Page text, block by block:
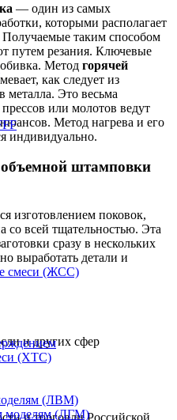
смеси (ЖСС)
(ХТС)
(ЛВМ)
моделям (ЛГМ)
— один из самых
которыми располагает
таким способом
путем резания. Ключевые
Метод горячей
как следует из
металла. Это весьма
или молотов ведут
Метод нагрева и его
индивидуально.
штамповки
изготовлением поковок,
со всей тщательностью. Эта
сразу в нескольких
выработать детали и
и других сфер